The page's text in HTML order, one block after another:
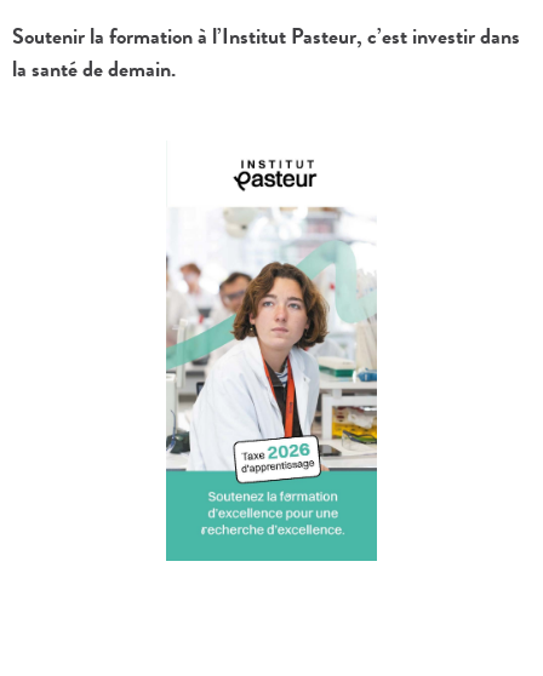
Soutenir la formation à l’Institut Pasteur, c’est investir dans
la santé de demain.